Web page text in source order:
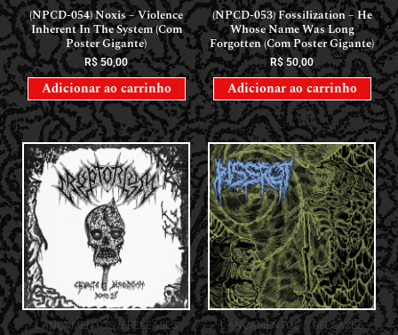
(NPCD-054) Noxis – Violence
Inherent In The System (Com
Poster Gigante)
R$50,00
Adicionar ao carrinho
(NPCD-053) Fossilization – He
Whose Name Was Long
Forgotten (Com Poster Gigante)
R$ 50,00
Adicionar ao carrinho
LANÇAMENTOS // RELEASES LANÇAMENTOS // RELEASES